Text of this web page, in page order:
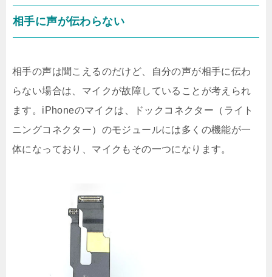
相手に声が伝わらない
相手の声は聞こえるのだけど、自分の声が相手に伝わ
らない場合は、マイクが故障していることが考えられ
ます。iPhoneのマイクは、ドックコネクター（ライト
ニングコネクター）のモジュールには多くの機能が一
体になっており、マイクもその一つになります。